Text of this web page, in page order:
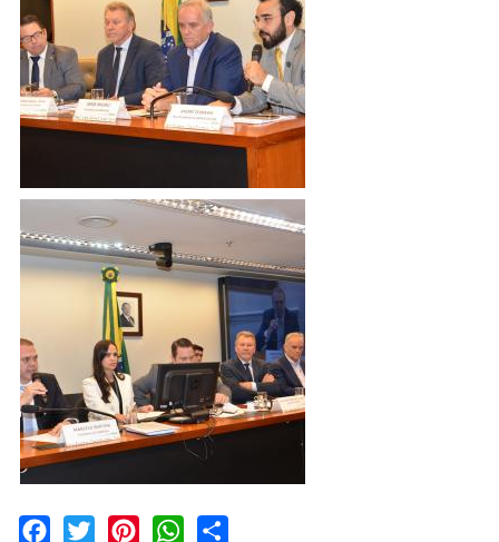
Facebook
Twitter PinterestWhatsApp